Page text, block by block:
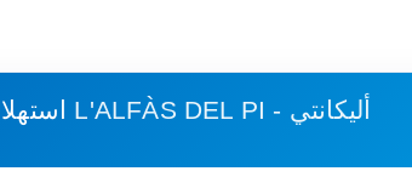
L'ALFÀS DEL PI - أليكانتي